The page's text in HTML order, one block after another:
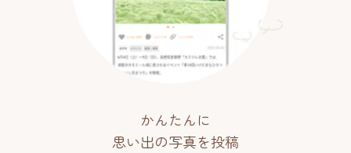
かんたんに
思い出の写真を投稿